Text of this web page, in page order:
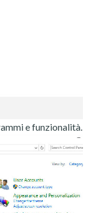
e funzionalità.